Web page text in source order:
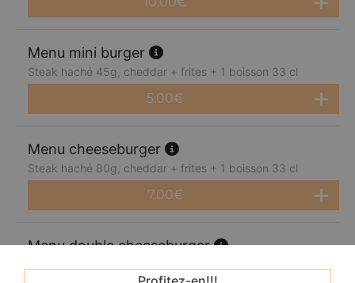
Menu mini burger
Steak haché 45g, cheddar + frites + 1 boisson 33 cl
5.00€
Menu cheeseburger
Steak haché 80g, cheddar + frites + 1 boisson 33 cl
7.00€
Menu double cheeseburger